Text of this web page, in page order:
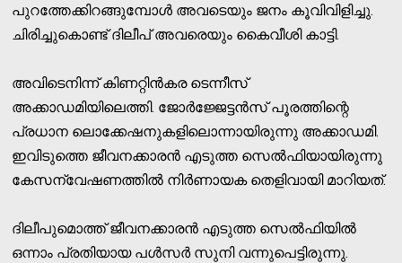
പുറത്തേക്കിറങ്ങുമ്പോള്‍ അവടെയും ജനം കൂവിവിളിച്ചു.
ചിരിച്ചുകൊണ്ട് ദിലീപ് അവരെയും കൈവീശി കാട്ടി.
അവിടെനിന്ന് കിണറ്റിന്‍കര ടെന്നീസ്
അക്കാഡമിയിലെത്തി. ജോര്‍ജ്ജേട്ടന്‍സ് പൂരത്തിന്റെ
പ്രധാന ലൊക്കേഷനുകളിലൊന്നായിരുന്നു അക്കാഡമി.
ഇവിടുത്തെ ജീവനക്കാരന്‍ എടുത്ത സെല്‍ഫിയായിരുന്നു
കേസന്വേഷണത്തില്‍ നിര്‍ണായക തെളിവായി മാറിയത്.
ദിലീപുമൊത്ത് ജീവനക്കാരന്‍ എടുത്ത സെല്‍ഫിയില്‍
ഒന്നാം പ്രതിയായ പള്‍സര്‍ സുനി വന്നുപെട്ടിരുന്നു.